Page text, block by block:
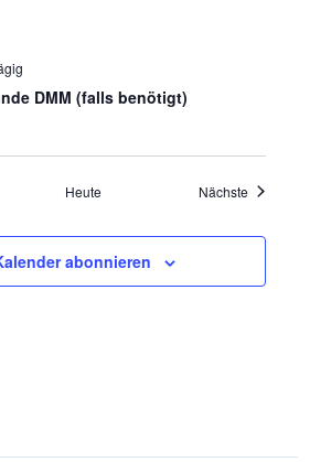
DMM (falls benötigt)
Heute Nächste
abonnieren